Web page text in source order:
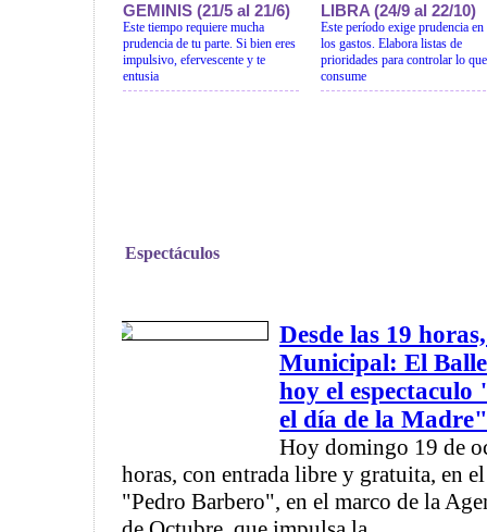
GEMINIS (21/5 al 21/6)
Este tiempo requiere mucha
prudencia de tu parte. Si bien eres
impulsivo, efervescente y te
entusia
LIBRA (24/9 al 22/10)
Este período exige prudencia en
los gastos. Elabora listas de
prioridades para controlar lo que
consume
Espectáculos
Desde las 19
Municipal: El
hoy el
el día de la Madre"
Hoy domingo 19 de
horas, con entrada libre y gratuita, en
"Pedro Barbero", en el marco de la